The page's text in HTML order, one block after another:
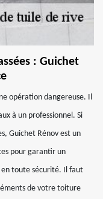
: Guichet
opération dangereuse. Il
à un professionnel. Si
Guichet Rénov est un
pour garantir un
toute sécurité. Il faut
de votre toiture